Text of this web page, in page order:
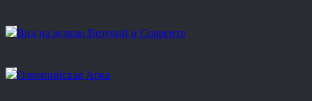
Вид на вулкан Везувий и Сорренто
Олимпийская Арка